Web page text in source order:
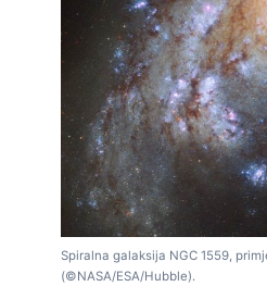
Spiralna galaksija NGC 1559,
(©NASA/ESA/Hubble).